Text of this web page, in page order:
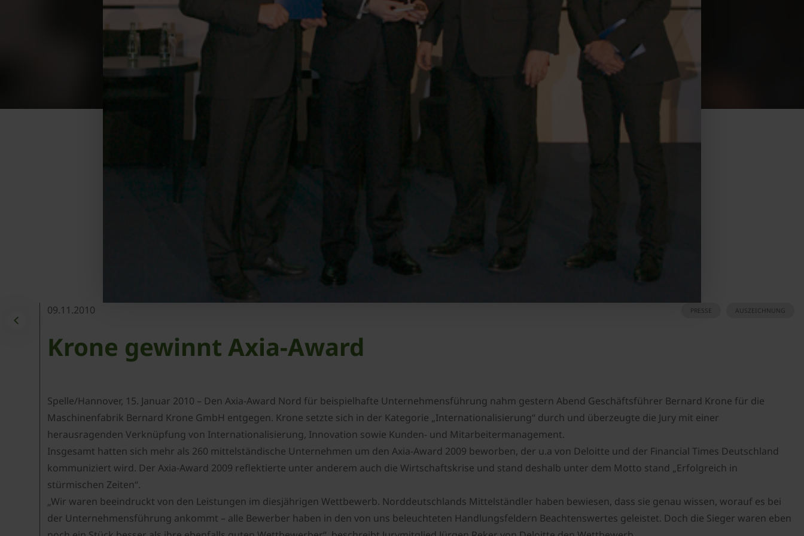
09.11.2010 AUSZEICHNUNG
PRESSE
Krone gewinnt Axia-Award
Spelle/Hannover, 15. Januar 2010 – Den Axia-Award Nord für beispielhafte Unternehmensführung nahm gestern Abend Geschäftsführer Bernard Krone für die
Maschinenfabrik Bernard Krone GmbH entgegen. Krone setzte sich in der Kategorie „Internationalisierung“ durch und überzeugte die Jury mit einer
herausragenden Verknüpfung von Internationalisierung, Innovation sowie Kunden- und Mitarbeitermanagement.
Insgesamt hatten sich mehr als 260 mittelständische Unternehmen um den Axia-Award 2009 beworben, der u.a von Deloitte und der Financial Times Deutschland
kommuniziert wird. Der Axia-Award 2009 reflektierte unter anderem auch die Wirtschaftskrise und stand deshalb unter dem Motto stand „Erfolgreich in
stürmischen Zeiten“.
„Wir waren beeindruckt von den Leistungen im diesjährigen Wettbewerb. Norddeutschlands Mittelständler haben bewiesen, dass sie genau wissen, worauf es bei
der Unternehmensführung ankommt – alle Bewerber haben in den von uns beleuchteten Handlungsfeldern Beachtenswertes geleistet. Doch die Sieger waren eben